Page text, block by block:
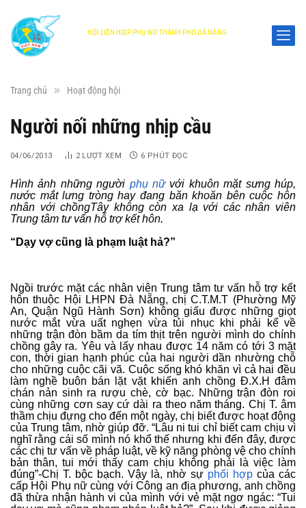
HỘI LIÊN HIỆP PHỤ NỮ THÀNH PHỐ ĐÀ NẴNG
Trang chủ » Hoạt động hội
Người nối những nhịp cầu
04/06/2013 2 LƯỢT XEM 6 PHÚT ĐỌC
Hình ảnh những người phụ nữvới khuôn mặt sưng húp,
nước mắt lưng tròng hay đang băn khoăn bên cuộc hôn
nhân với chồngTây không còn xa lạ với các nhân viên
Trung tâm tư vấn hỗ trợ kết hôn.
“Dạy vợ cũng là phạm luật hả?”
Ngồi trước mặt các nhân viên Trung tâm tư vấn hỗ trợ kết
hôn thuộc Hội LHPN Đà Nẵng, chị C.T.M.T (Phường Mỹ
An, Quận Ngũ Hành Sơn) không giấu được những giọt
nước mắt vừa uất nghẹn vừa tủi nhục khi phải kể về
những trận đòn bầm da tím thịt trên người mình do chính
chồng gây ra. Yêu và lấy nhau được 14 năm có tới 3 mặt
con, thời gian hạnh phúc của hai người dần nhường chỗ
cho những cuộc cãi vã. Cuộc sống khó khăn vì cả hai đều
làm nghề buôn bán lặt vặt khiến anh chồng Đ.X.H đâm
chán nản sinh ra rượu chè, cờ bạc. Những trận đòn roi
cùng những cơn say cứ dài ra theo năm tháng. Chị T. âm
thầm chịu đựng cho đến một ngày, chị biết được hoạt động
của Trung tâm, nhờ giúp đỡ. “Lâu ni tui chỉ biết cam chịu vì
nghĩ rằng cái số mình nó khổ thế nhưng khi đến đây, được
các chị tư vấn về pháp luật, về kỹ năng phòng vệ cho chính
bản thân, tui mới thấy cam chịu không phải là việc làm
đúng”-Chị T. bộc bạch. Vậy là, nhờ sự phối hợp của các
cấp Hội Phụ nữ cùng với Công an địa phương, anh chồng
đã thừa nhận hành vi của mình với vẻ mặt ngơ ngác: “Tui